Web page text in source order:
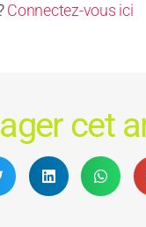
Connectez-vous ici
cet